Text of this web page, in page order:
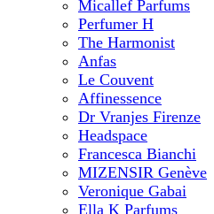
Micallef Parfums
Perfumer H
The Harmonist
Anfas
Le Couvent
Affinessence
Dr Vranjes Firenze
Headspace
Francesca Bianchi
MIZENSIR Genève
Veronique Gabai
Ella K Parfums